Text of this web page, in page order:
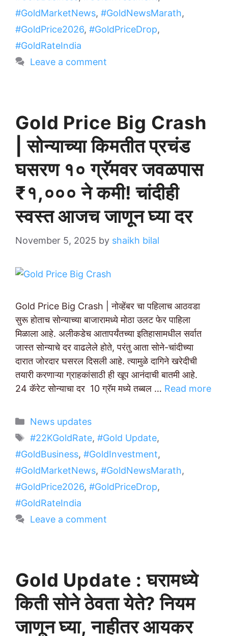
#GoldMarketNews, #GoldNewsMarath,
#GoldPrice2026, #GoldPriceDrop,
#GoldRateIndia
Leave a comment
Gold Price Big Crash
| सोन्याच्या किमतीत प्रचंड
घसरण १० ग्रॅमवर जवळपास
₹१,००० ने कमी! चांदीही
स्वस्त आजच जाणून घ्या दर
November 5, 2025 by shaikh bilal
Gold Price Big Crash | नोव्हेंबर चा पहिलाच आठवडा
सुरू होताच सोन्याच्या बाजारामध्ये मोठा उलट फेर पाहिला
मिळाला आहे. अलीकडेच आतापर्यंतच्या इतिहासामधील सर्वात
जास्त सोन्याचे दर वाढलेले होते, परंतु आता सोने-चांदीच्या
दारात जोरदार घसरल दिसली आहे. त्यामुळे दागिने खरेदीची
तयारी करणाऱ्या ग्राहकांसाठी ही खूप आनंदाची बातमी आहे.
24 कॅरेट सोन्याचा दर 10 ग्रॅम मध्ये तब्बल … Read more
Categories
News updates
Tags
#22KGoldRate, #Gold Update,
#GoldBusiness, #GoldInvestment,
#GoldMarketNews, #GoldNewsMarath,
#GoldPrice2026, #GoldPriceDrop,
#GoldRateIndia
Leave a comment
Gold Update : घरामध्ये
किती सोने ठेवता येते? नियम
जाणून घ्या, नाहीतर आयकर